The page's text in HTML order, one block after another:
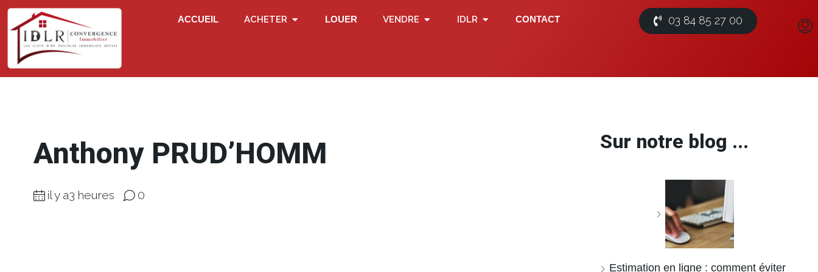
ACCUEIL ACHETER LOUER VENDRE IDLR CONTACT 03 84 85 27 00
Anthony PRUD’HOMM
il y a3 heures 0
Sur notre blog ...
Estimation en ligne : comment éviter